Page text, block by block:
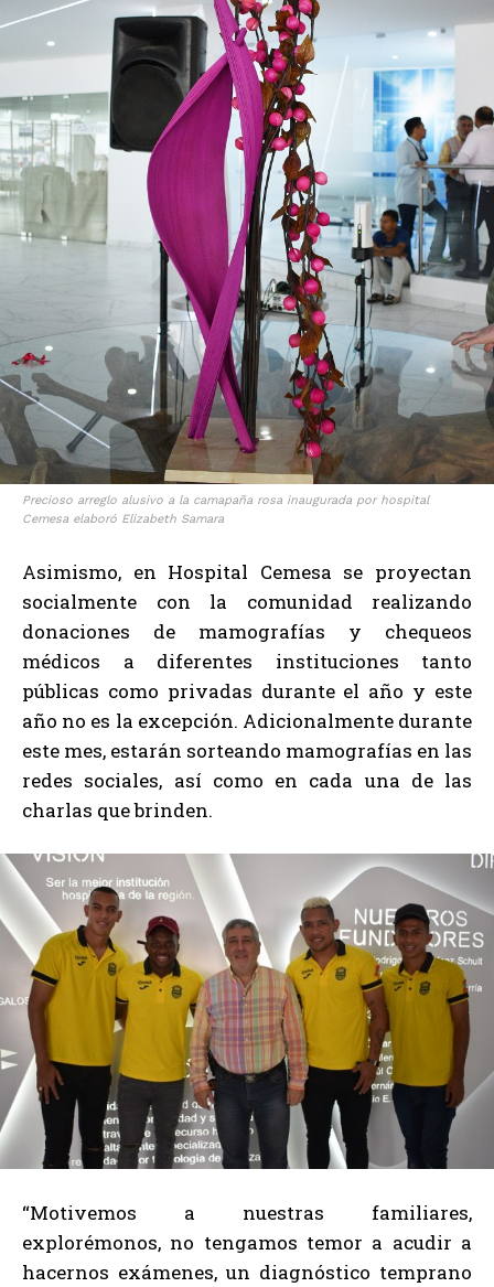
Precioso arreglo alusivo a la camapaña rosa inaugurada por hospital
Cemesa elaboró Elizabeth Samara
Asimismo, en Hospital Cemesa se proyectan
socialmente con la comunidad realizando
donaciones de mamografías y chequeos
médicos a diferentes instituciones tanto
públicas como privadas durante el año y este
año no es la excepción. Adicionalmente durante
este mes, estarán sorteando mamografías en las
redes sociales, así como en cada una de las
charlas que brinden.
“Motivemos a nuestras familiares,
explorémonos, no tengamos temor a acudir a
hacernos exámenes, un diagnóstico temprano